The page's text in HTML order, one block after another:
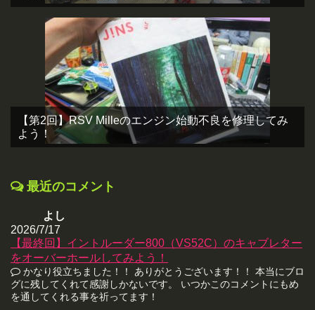
【第2回】RSV Milleのエンジン始動不良を修理してみ
よう！
最近のコメント
よし
2026/7/17
【最終回】イントルーダー800（VS52C）のキャブレター
をオーバーホールしてみよう！
かなり役立ちました！！ ありがとうございます！！ 本当にブロ
グに残してくれて感謝しかないです。 いつかこのコメントにもめ
を通してくれる事を祈ってます！